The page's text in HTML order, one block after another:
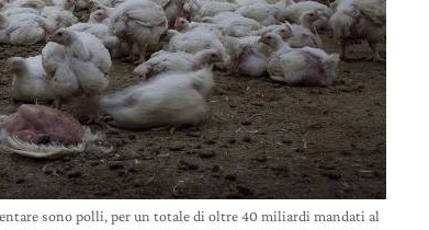
sono polli, per un totale di oltre 40 miliardi mandati al